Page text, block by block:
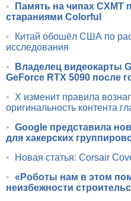
•
Память на чипах CXMT
стараниями Colorful
•
Китай обошёл США по
исследования
•
Владелец видеокарты
GeForce RTX 5090 после
•
X изменит правила
оригинальность контента
• Google представила
для хакерских
•
Новая статья: Corsair
• «Роботы нам в этом
неизбежности